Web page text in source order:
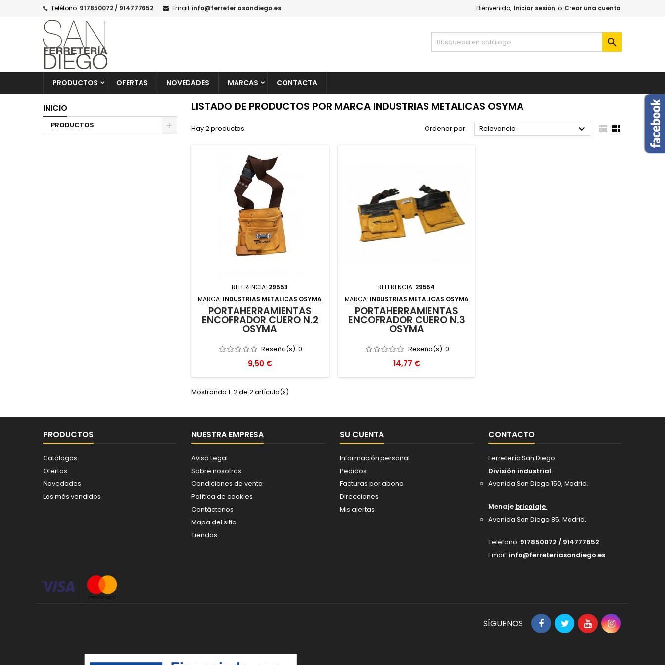
Teléfono: 917850072 / 914777652 Email: info@ferreteriasandiego.es Bienvenido, Iniciar sesión o Crear una cuenta

PRODUCTOS OFERTAS NOVEDADES MARCAS CONTACTA
INICIO
PRODUCTOS
LISTADO DE PRODUCTOS POR MARCA INDUSTRIAS METALICAS OSYMA
Hay 2 productos. Ordenar por: Relevancia   
REFERENCIA: 29553
MARCA: INDUSTRIAS METALICAS OSYMA
PORTAHERRAMIENTAS
ENCOFRADOR CUERO N.2
OSYMA
Reseña(s):0
Precio
9,50 €
REFERENCIA: 29554
MARCA: INDUSTRIAS METALICAS OSYMA
PORTAHERRAMIENTAS
ENCOFRADOR CUERO N.3
OSYMA
Reseña(s): 0
Precio
14,77 €
Mostrando 1-2 de 2 artículo(s)
PRODUCTOS
Catálogos
Ofertas
Novedades
Los más vendidos
NUESTRA EMPRESA
Aviso Legal
Sobre nosotros
Condiciones de venta
Política de cookies
Contáctenos
Mapa del sitio
Tiendas
SU CUENTA
Información personal
Pedidos
Facturas por abono
Direcciones
Mis alertas
CONTACTO
Ferretería San Diego
División industrial
Avenida San Diego 150, Madrid.
Menaje bricolaje
Avenida San Diego 85, Madrid.
Teléfono: 917850072 / 914777652
Email: info@ferreteriasandiego.es
SÍGUENOS